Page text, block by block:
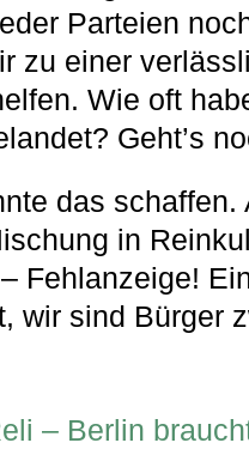
Parteien
zu einer
Wie oft
Geht’s
das
in
Fehlanzeige!
wir sind Bürger
– Berlin